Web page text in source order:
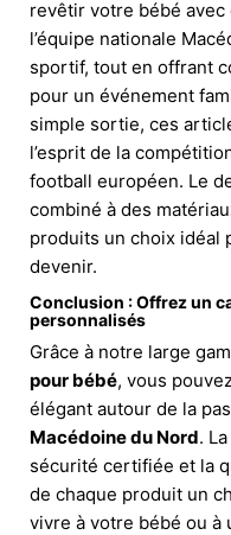
revêtir votre bébé avec
l’équipe nationale
sportif, tout en offrant
pour un événement
simple sortie, ces
l’esprit de la
football européen. Le
combiné à des
produits un choix idéal
devenir.
Conclusion : Offrez un
personnalisés
Grâce à notre large
pour bébé, vous
élégant autour de la
Macédoine du Nord.
sécurité certifiée et la
de chaque produit un
vivre à votre bébé ou à